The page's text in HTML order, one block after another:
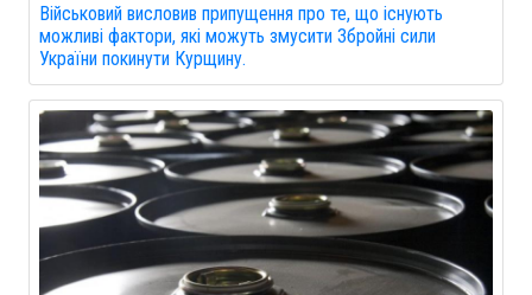
Військовий висловив припущення про те, що існують
можливі фактори, які можуть змусити Збройні сили
України покинути Курщину.